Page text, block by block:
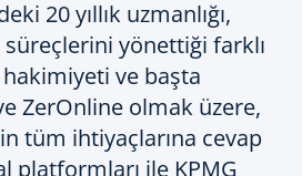
20 yıllık uzmanlığı,
süreçlerini yönettiği farklı
ve başta
ZerOnline olmak üzere,
tüm ihtiyaçlarına cevap
platformları ile KPMG